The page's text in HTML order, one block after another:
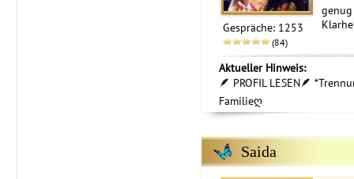
Gespräche: 1253
(84)
Aktueller Hinweis:
🪶 PROFIL LESEN🪶
Familieღ
Saida